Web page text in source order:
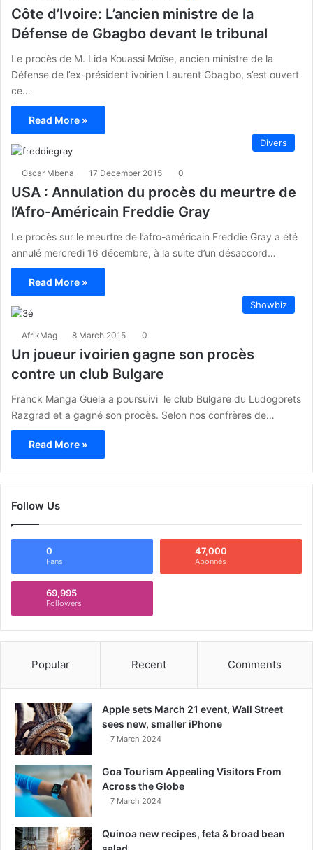
Côte d’Ivoire: L’ancien ministre de la
Défense de Gbagbo devant le tribunal
Le procès de M. Lida Kouassi Moïse, ancien ministre de la
Défense de l’ex-président ivoirien Laurent Gbagbo, s’est ouvert
ce…
Read More »
Divers
Oscar Mbena 17 December 2015 0
USA : Annulation du procès du meurtre de
l’Afro-Américain Freddie Gray
Le procès sur le meurtre de l’afro-américain Freddie Gray a été
annulé mercredi 16 décembre, à la suite d’un désaccord…
Read More »
Showbiz
AfrikMag 8 March 2015 0
Un joueur ivoirien gagne son procès
contre un club Bulgare
Franck Manga Guela a poursuivi le club Bulgare du Ludogorets
Razgrad et a gagné son procès. Selon nos confrères de…
Read More »
Follow Us
0
Fans
47,000
Abonnés
69,995
Followers
Popular Recent Comments
Apple sets March 21 event, Wall Street
sees new, smaller iPhone
7 March 2024
Goa Tourism Appealing Visitors From
Across the Globe
7 March 2024
Quinoa new recipes, feta & broad bean